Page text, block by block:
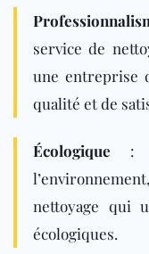
service de
une entreprise
qualité et de
Écologique :
nettoyage qui
écologiques.